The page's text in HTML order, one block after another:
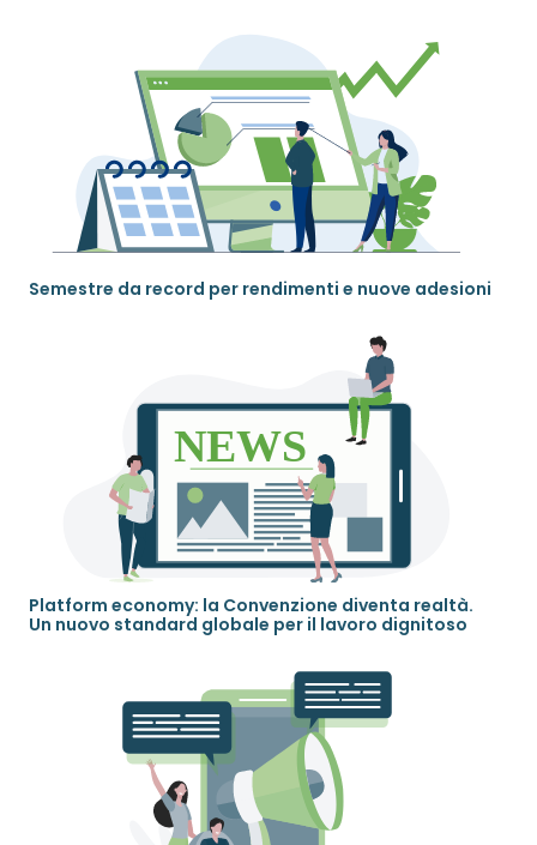
Semestre da record per rendimenti e nuove adesioni
Platform economy: la Convenzione diventa realtà.
Un nuovo standard globale per il lavoro dignitoso